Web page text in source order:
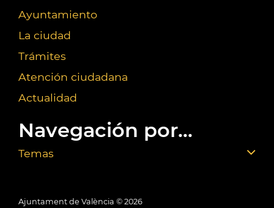
Ayuntamiento
La ciudad
Trámites
Atención ciudadana
Actualidad
Navegación por...
Temas
Ajuntament de València © 2026